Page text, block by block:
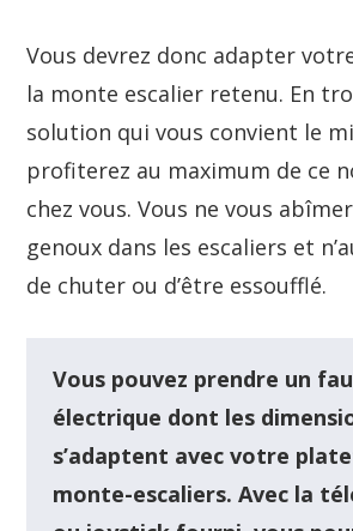
Vous devrez donc adapter
la monte escalier retenu. En
solution qui vous convient le
profiterez au maximum de ce
chez vous. Vous ne vous
genoux dans les escaliers et
de chuter ou d’être essoufflé.
Vous pouvez prendre un
électrique dont les
s’adaptent avec votre
monte-escaliers. Avec la